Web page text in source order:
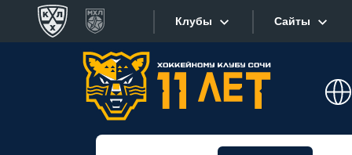
Клубы
Конференция «Запад»
Дивизион Боброва
Сайты
Сайты